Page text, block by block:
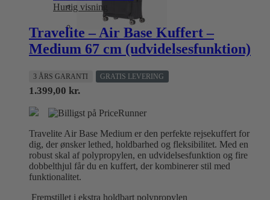
Hurtig visning
Travelite – Air Base Kuffert –
Medium 67 cm (udvidelsesfunktion)
3 ÅRS GARANTI GRATIS LEVERING
1.399,00 kr.
Travelite Air Base Medium er den perfekte rejsekuffert for
dig, der ønsker lethed, holdbarhed og fleksibilitet. Med en
robust skal af polypropylen, en udvidelsesfunktion og fire
dobbelthjul får du en kuffert, der kombinerer stil med
funktionalitet.
Fremstillet i ekstra holdbart polypropylen